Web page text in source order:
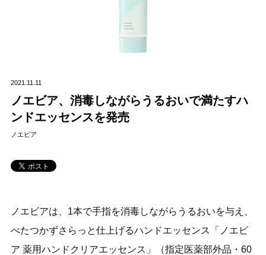
2021.11.11
ノエビア、消毒しながらうるおいで満たすハ
ンドエッセンスを発売
ノエビア
ノエビアは、1本で手指を消毒しながらうるおいを与え、
べたつかずさらっと仕上げるハンドエッセンス「ノエビ
ア 薬用ハンドクリアエッセンス」（指定医薬部外品・60